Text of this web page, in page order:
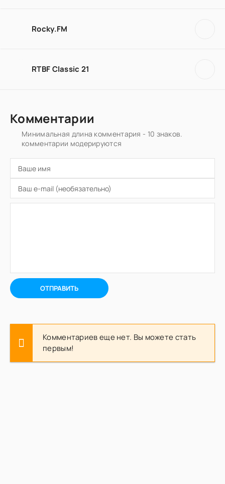
Rocky.FM
RTBF Classic 21
Комментарии
Минимальная длина комментария - 10 знаков.
комментарии модерируются
ОТПРАВИТЬ
Комментариев еще нет. Вы можете стать
первым!